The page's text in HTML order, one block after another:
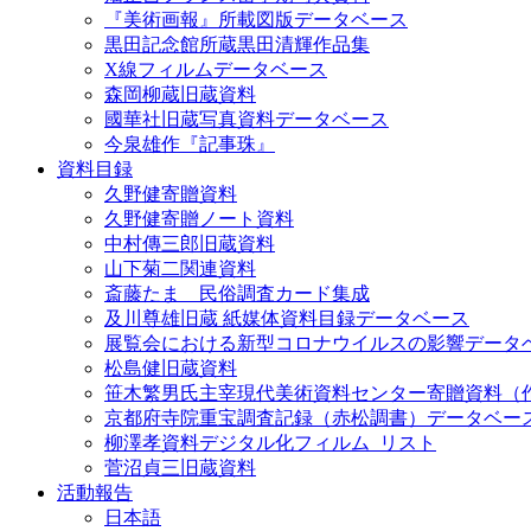
『美術画報』所載図版データベース
黒田記念館所蔵黒田清輝作品集
X線フィルムデータベース
森岡柳蔵旧蔵資料
國華社旧蔵写真資料データベース
今泉雄作『記事珠』
資料目録
久野健寄贈資料
久野健寄贈ノート資料
中村傳三郎旧蔵資料
山下菊二関連資料
斎藤たま 民俗調査カード集成
及川尊雄旧蔵 紙媒体資料目録データベース
展覧会における新型コロナウイルスの影響データ
松島健旧蔵資料
笹木繁男氏主宰現代美術資料センター寄贈資料（
京都府寺院重宝調査記録（赤松調書）データベー
柳澤孝資料デジタル化フィルム_リスト
菅沼貞三旧蔵資料
活動報告
日本語